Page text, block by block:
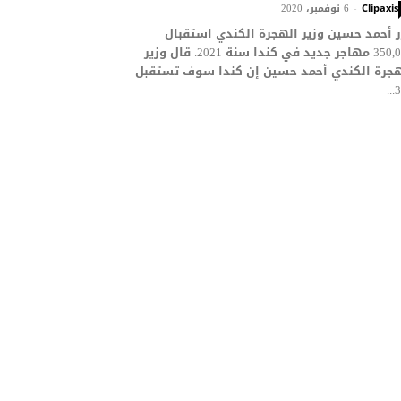
Clipaxis
- 6 نوفمبر، 2020
أحمد حسين وزير الهجرة الكندي استقبال
350,000 مهاجر جديد في كندا سنة 2021. قال وزير
الكندي أحمد حسين إن كندا سوف تستقبل